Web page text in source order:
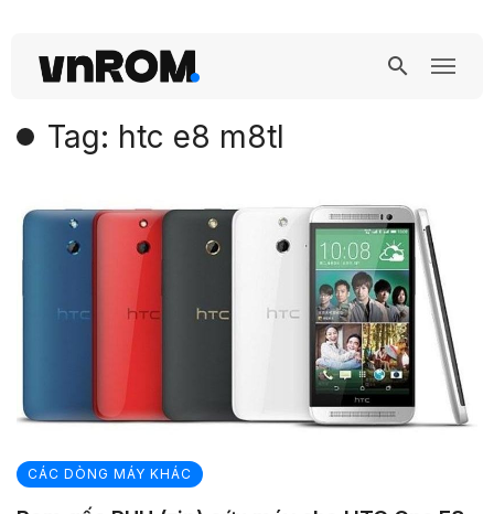
Tag: htc e8 m8tl
CÁC DÒNG MÁY KHÁC